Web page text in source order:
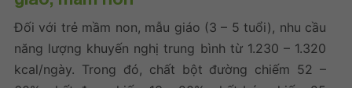
Đối với trẻ mầm non, mẫu giáo (3 – 5 tuổi), nhu cầu
năng lượng khuyến nghị trung bình từ 1.230 – 1.320
kcal/ngày. Trong đó, chất bột đường chiếm 52 –